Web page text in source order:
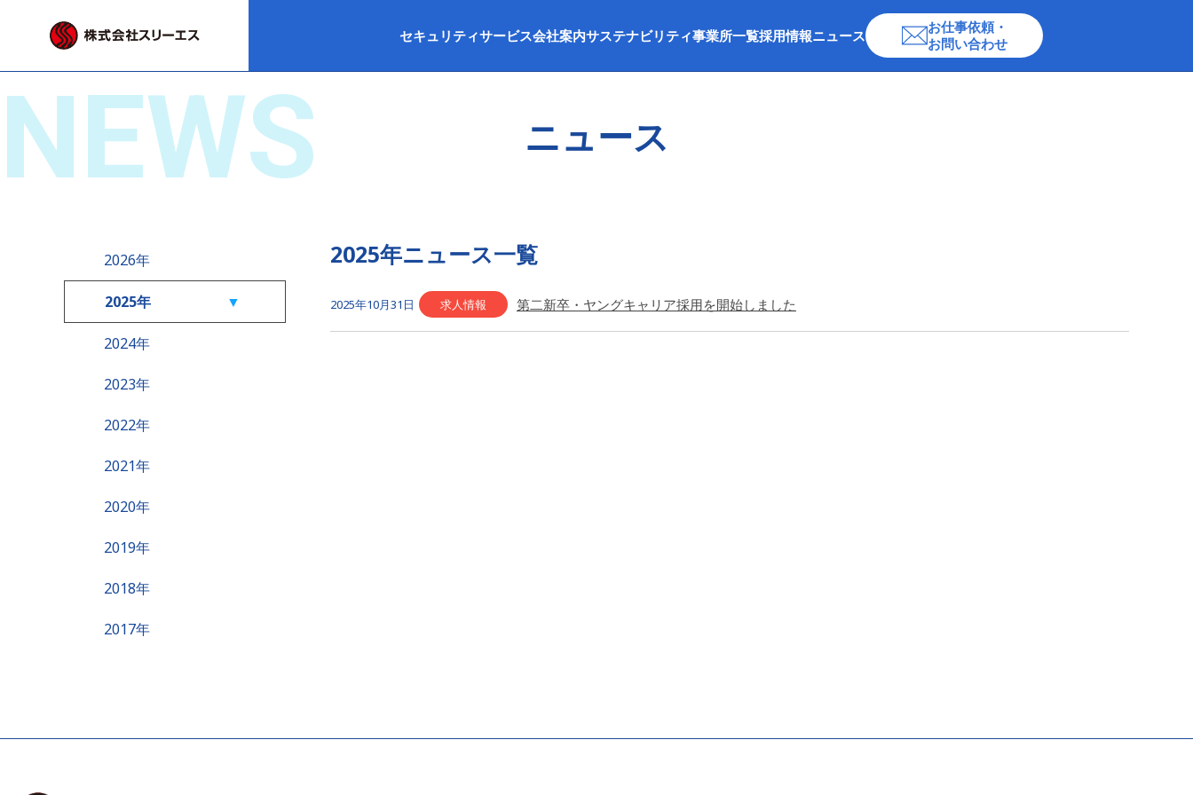
セキュリティサービス会社案内サステナビリティ事業所一覧採用情報ニュース
お仕事依頼・
お問い合わせ
NEWS ニュース
2026年
2025年
2024年
2023年
2022年
2021年
2020年
2019年
2018年
2017年
2025年ニュース一覧
2025年10月31日 求人情報 第二新卒・ヤングキャリア採用を開始しました